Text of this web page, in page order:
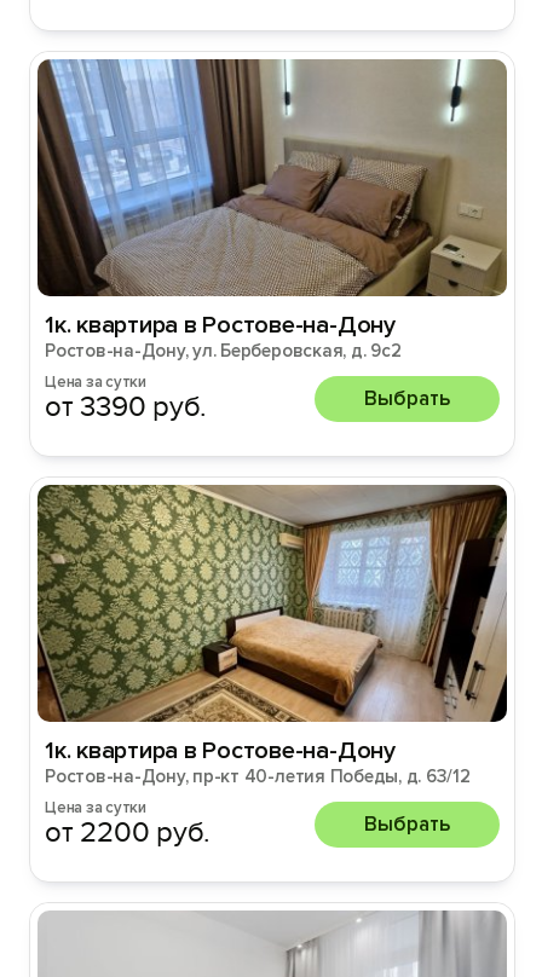
1к. квартира в Ростове-на-Дону
Ростов-на-Дону, ул. Берберовская, д. 9с2
Цена за сутки
от 3390 руб. Выбрать
1к. квартира в Ростове-на-Дону
Ростов-на-Дону, пр-кт 40-летия Победы, д. 63/12
Цена за сутки
от 2200 руб. Выбрать